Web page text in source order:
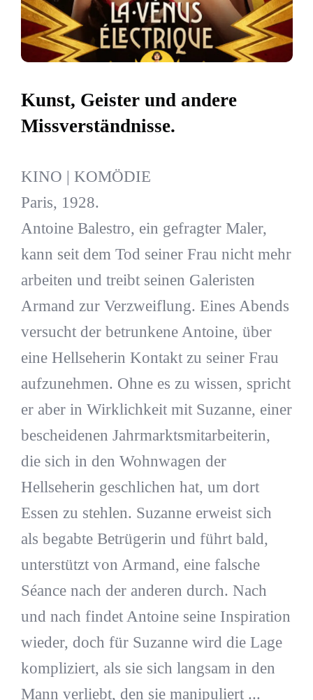
Kunst, Geister und andere
Missverständnisse.
KINO | KOMÖDIE
Paris, 1928.
Antoine Balestro, ein gefragter Maler,
kann seit dem Tod seiner Frau nicht mehr
arbeiten und treibt seinen Galeristen
Armand zur Verzweiflung. Eines Abends
versucht der betrunkene Antoine, über
eine Hellseherin Kontakt zu seiner Frau
aufzunehmen. Ohne es zu wissen, spricht
er aber in Wirklichkeit mit Suzanne, einer
bescheidenen Jahrmarktsmitarbeiterin,
die sich in den Wohnwagen der
Hellseherin geschlichen hat, um dort
Essen zu stehlen. Suzanne erweist sich
als begabte Betrügerin und führt bald,
unterstützt von Armand, eine falsche
Séance nach der anderen durch. Nach
und nach findet Antoine seine Inspiration
wieder, doch für Suzanne wird die Lage
kompliziert, als sie sich langsam in den
Mann verliebt, den sie manipuliert ...